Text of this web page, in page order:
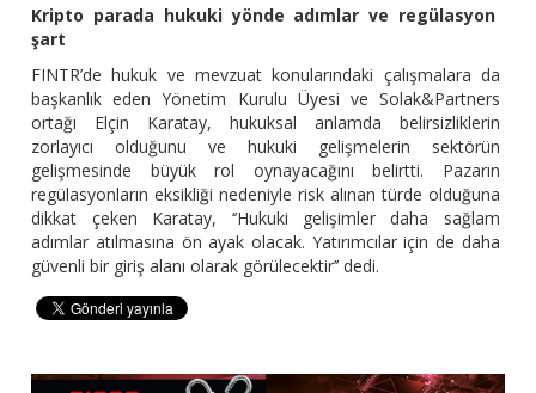
Kripto parada hukuki yönde adımlar ve regülasyon
şart
FINTR’de hukuk ve mevzuat konularındaki çalışmalara da
başkanlık eden Yönetim Kurulu Üyesi ve Solak&Partners
ortağı Elçin Karatay, hukuksal anlamda belirsizliklerin
zorlayıcı olduğunu ve hukuki gelişmelerin sektörün
gelişmesinde büyük rol oynayacağını belirtti. Pazarın
regülasyonların eksikliği nedeniyle risk alınan türde olduğuna
dikkat çeken Karatay, ‘’Hukuki gelişimler daha sağlam
adımlar atılmasına ön ayak olacak. Yatırımcılar için de daha
güvenli bir giriş alanı olarak görülecektir’’ dedi.